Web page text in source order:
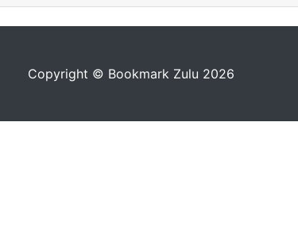
Copyright © Bookmark Zulu 2026